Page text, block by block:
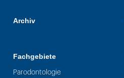
Archiv
Fachgebiete
Parodontologie